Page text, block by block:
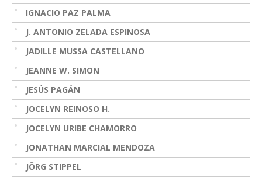
IGNACIO PAZ PALMA
J. ANTONIO ZELADA ESPINOSA
JADILLE MUSSA CASTELLANO
JEANNE W. SIMON
JESÚS PAGÁN
JOCELYN REINOSO H.
JOCELYN URIBE CHAMORRO
JONATHAN MARCIAL MENDOZA
JÖRG STIPPEL